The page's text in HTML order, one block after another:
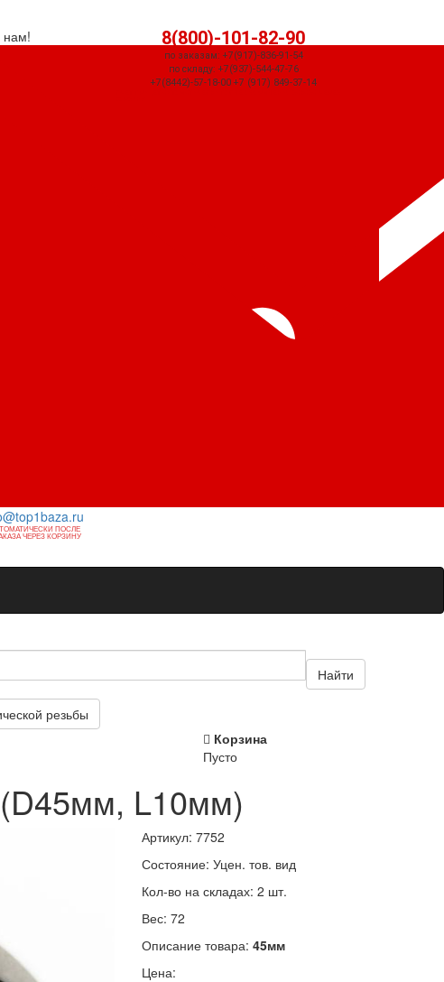
нам!
ПОСЛЕ
ЧЕРЕЗ КОРЗИНУ
8(800)-101-82-90
по заказам: +7(917)-836-91-54
по складу: +7(937)-544-47-76
+7(8442)-57-18-00 +7 (917) 849-37-14
Найти
резьбы
Корзина
Пусто
L10мм)
Артикул: 7752
Состояние: Уцен. тов. вид
Кол-во на складах: 2 шт.
Вес: 72
Описание товара: 45мм
Цена: